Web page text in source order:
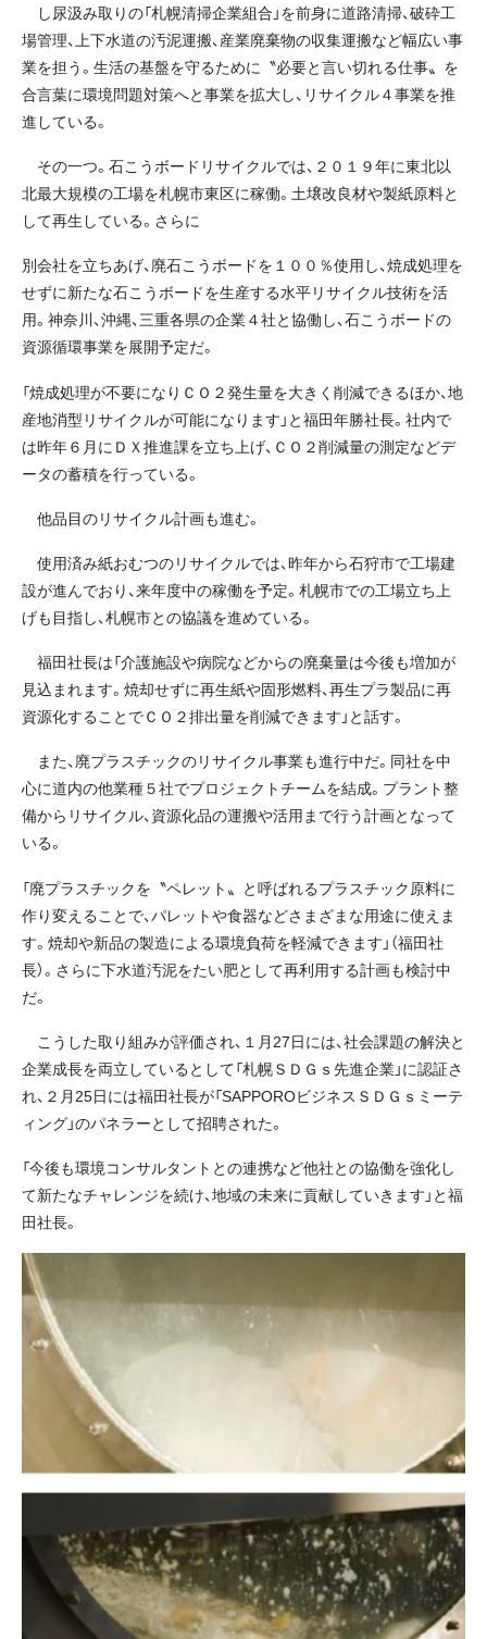
し尿汲み取りの「札幌清掃企業組合」を前身に道路清掃、破砕工
場管理、上下水道の汚泥運搬、産業廃棄物の収集運搬など幅広い事
業を担う。生活の基盤を守るために〝必要と言い切れる仕事〟を
合言葉に環境問題対策へと事業を拡大し、リサイクル４事業を推
進している。
その一つ。石こうボードリサイクルでは、２０１９年に東北以
北最大規模の工場を札幌市東区に稼働。土壌改良材や製紙原料と
して再生している。さらに
別会社を立ちあげ、廃石こうボードを１００％使用し、焼成処理を
せずに新たな石こうボードを生産する水平リサイクル技術を活
用。神奈川、沖縄、三重各県の企業４社と協働し、石こうボードの
資源循環事業を展開予定だ。
「焼成処理が不要になりＣＯ２発生量を大きく削減できるほか、地
産地消型リサイクルが可能になります」と福田年勝社長。社内で
は昨年６月にＤＸ推進課を立ち上げ、ＣＯ２削減量の測定などデ
ータの蓄積を行っている。
他品目のリサイクル計画も進む。
使用済み紙おむつのリサイクルでは、昨年から石狩市で工場建
設が進んでおり、来年度中の稼働を予定。札幌市での工場立ち上
げも目指し、札幌市との協議を進めている。
福田社長は「介護施設や病院などからの廃棄量は今後も増加が
見込まれます。焼却せずに再生紙や固形燃料、再生プラ製品に再
資源化することでＣＯ２排出量を削減できます」と話す。
また、廃プラスチックのリサイクル事業も進行中だ。同社を中
心に道内の他業種５社でプロジェクトチームを結成。プラント整
備からリサイクル、資源化品の運搬や活用まで行う計画となって
いる。
「廃プラスチックを〝ペレット〟と呼ばれるプラスチック原料に
作り変えることで、パレットや食器などさまざまな用途に使えま
す。焼却や新品の製造による環境負荷を軽減できます」（福田社
長）。さらに下水道汚泥をたい肥として再利用する計画も検討中
だ。
こうした取り組みが評価され、１月27日には、社会課題の解決と
企業成長を両立しているとして「札幌ＳＤＧｓ先進企業」に認証さ
れ、２月25日には福田社長が「SAPPOROビジネスＳＤＧｓミーテ
ィング」のパネラーとして招聘された。
「今後も環境コンサルタントとの連携など他社との協働を強化し
て新たなチャレンジを続け、地域の未来に貢献していきます」と福
田社長。